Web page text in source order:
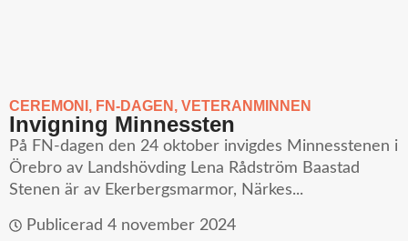
CEREMONI , FN-DAGEN , VETERANMINNEN
Invigning Minnessten
På FN-dagen den 24 oktober invigdes Minnesstenen i
Örebro av Landshövding Lena Rådström Baastad
Stenen är av Ekerbergsmarmor, Närkes...
Publicerad 4 november 2024